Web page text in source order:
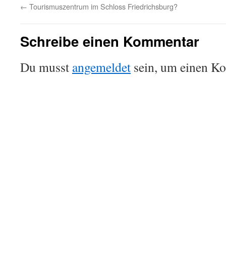
← Tourismuszentrum im Schloss Friedrichsburg?
Schreibe einen Kommentar
Du musst angemeldet sein, um einen